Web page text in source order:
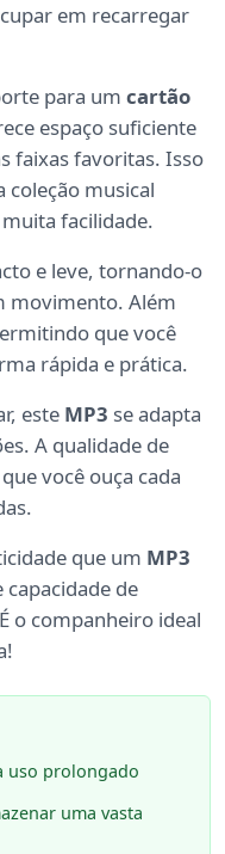
em recarregar
para um cartão
espaço suficiente
faixas favoritas. Isso
coleção musical
facilidade.
e leve, tornando-o
movimento. Além
que você
rápida e prática.
este MP3 se adapta
A qualidade de
você ouça cada
que um MP3
de
o companheiro ideal
uso prolongado
uma vasta